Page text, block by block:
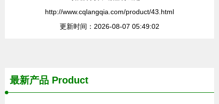
http://www.cqlangqia.com/product/43.html
更新时间：2026-08-07 05:49:02
最新产品 Product